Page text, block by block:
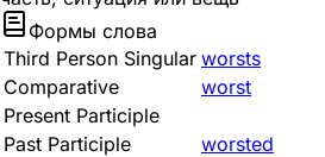
Формы слова
Third Person Singular worsts
Comparative
worst
Present Participle
Past Participle
worsted